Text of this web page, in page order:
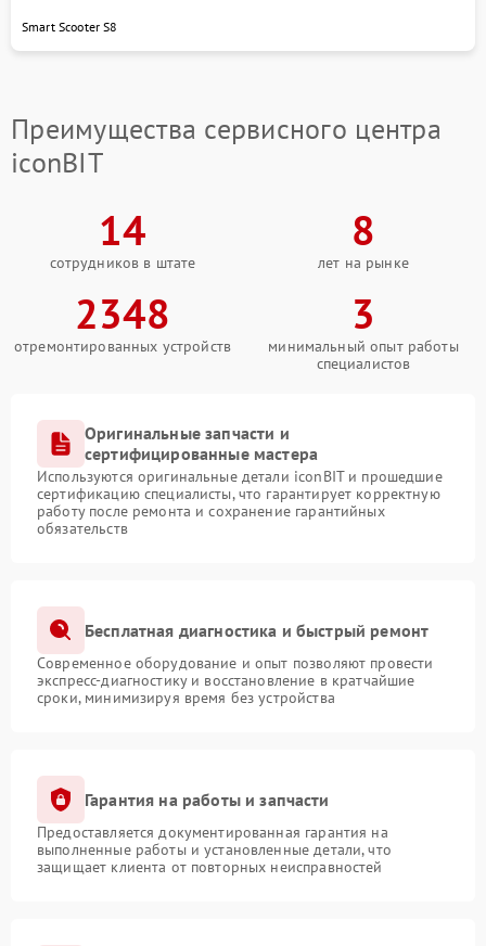
обратиться по адресу: Советская улица, 12. Для
консультации или записи на диагностику звоните по
Smart Scooter S8
Преимущества сервисного центра
iconBIT
14
сотрудников в штате
8
лет на рынке
2348
отремонтированных устройств
3
минимальный опыт работы
специалистов
Оригинальные запчасти и
сертифицированные мастера
Используются оригинальные детали iconBIT и прошедшие
сертификацию специалисты, что гарантирует корректную
работу после ремонта и сохранение гарантийных
обязательств
Бесплатная диагностика и быстрый ремонт
Современное оборудование и опыт позволяют провести
экспресс-диагностику и восстановление в кратчайшие
сроки, минимизируя время без устройства
Гарантия на работы и запчасти
Предоставляется документированная гарантия на
выполненные работы и установленные детали, что
защищает клиента от повторных неисправностей